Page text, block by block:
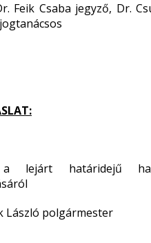
Feik Csaba jegyző, Dr.
a lejárt határidejű
László polgármester